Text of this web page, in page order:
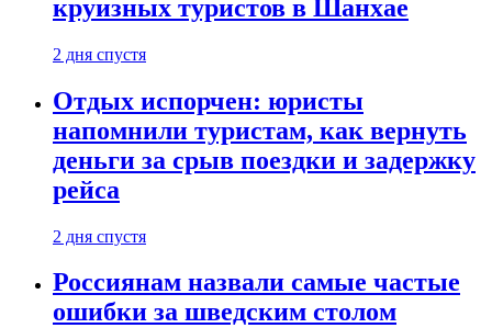
круизных туристов в Шанхае
2 дня спустя
Отдых испорчен: юристы
напомнили туристам, как вернуть
деньги за срыв поездки и задержку
рейса
2 дня спустя
Россиянам назвали самые частые
ошибки за шведским столом